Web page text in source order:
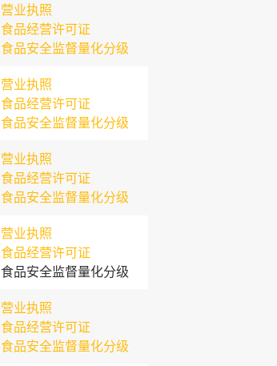
营业执照
食品经营许可证
食品安全监督量化分级
营业执照
食品经营许可证
食品安全监督量化分级
营业执照
食品经营许可证
食品安全监督量化分级
营业执照
食品经营许可证
食品安全监督量化分级
营业执照
食品经营许可证
食品安全监督量化分级